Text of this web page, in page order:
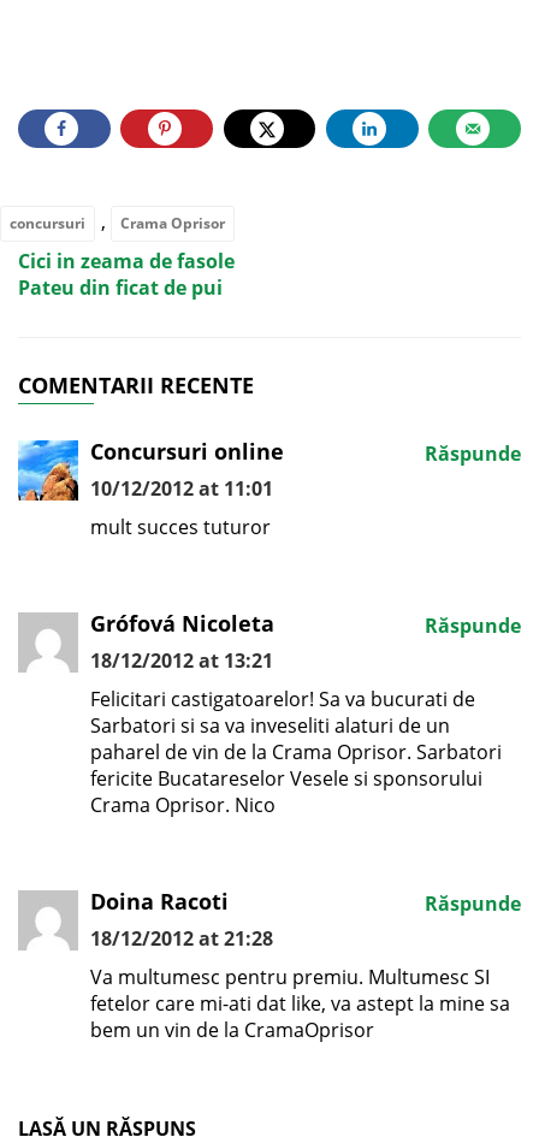
concursuri , Crama Oprisor
Cici in zeama de fasole
Pateu din ficat de pui
COMENTARII RECENTE
Concursuri online
10/12/2012 at 11:01
mult succes tuturor
Răspunde
Grófová Nicoleta
18/12/2012 at 13:21
Felicitari castigatoarelor! Sa va bucurati de
Sarbatori si sa va inveseliti alaturi de un
paharel de vin de la Crama Oprisor. Sarbatori
fericite Bucatareselor Vesele si sponsorului
Crama Oprisor. Nico
Răspunde
Doina Racoti
18/12/2012 at 21:28
Va multumesc pentru premiu. Multumesc SI
fetelor care mi-ati dat like, va astept la mine sa
bem un vin de la CramaOprisor
Răspunde
LASĂ UN RĂSPUNS